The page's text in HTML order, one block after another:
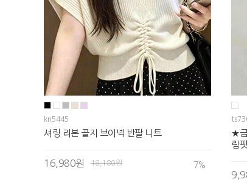
kn5445
셔링 리본 골지 브이넥 반팔 니트
16,980원 18,180원 7%
★금
림